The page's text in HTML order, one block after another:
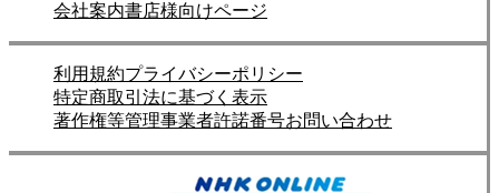
会社案内書店様向けページ
利用規約プライバシーポリシー
特定商取引法に基づく表示
著作権等管理事業者許諾番号お問い合わせ